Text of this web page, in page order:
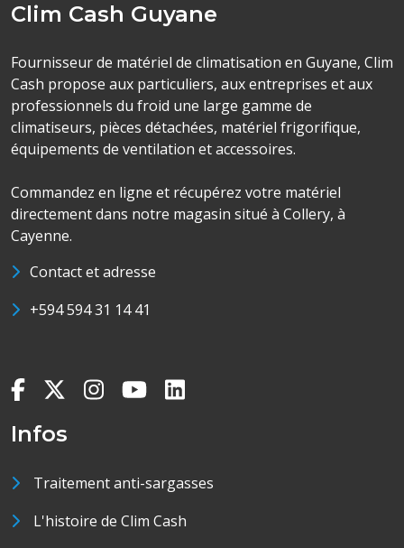
Clim Cash Guyane
Fournisseur de matériel de climatisation en Guyane, Clim
Cash propose aux particuliers, aux entreprises et aux
professionnels du froid une large gamme de
climatiseurs, pièces détachées, matériel frigorifique,
équipements de ventilation et accessoires.
Commandez en ligne et récupérez votre matériel
directement dans notre magasin situé à Collery, à
Cayenne.
Contact et adresse
+594 594 31 14 41
Infos
Traitement anti-sargasses
L'histoire de Clim Cash